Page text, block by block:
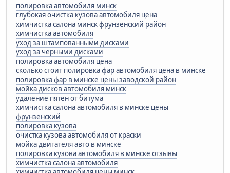
полировка автомобиля минск
глубокая очистка кузова автомобиля цена
химчистка салона минск фрунзенский район
химчистка автомобиля
уход за штампованными дисками
уход за черными дисками
полировка автомобиля цена
сколько стоит полировка фар автомобиля цена в минске
полировка фар в минске цены заводской район
мойка дисков автомобиля минск
удаление пятен от битума
химчистка салона автомобиля в минске цены
фрунзенский
полировка кузова
очистка кузова автомобиля от краски
мойка двигателя авто в минске
полировка кузова автомобиля в минске отзывы
химчистка салона автомобиля